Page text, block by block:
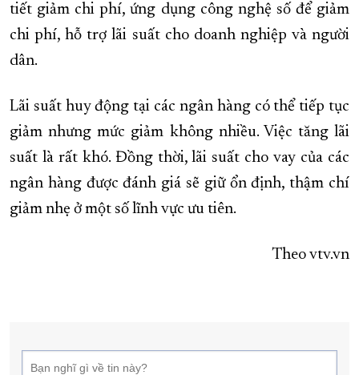
tiết giảm chi phí, ứng dụng công nghệ số để giảm
chi phí, hỗ trợ lãi suất cho doanh nghiệp và người
dân.
Lãi suất huy động tại các ngân hàng có thể tiếp tục
giảm nhưng mức giảm không nhiều. Việc tăng lãi
suất là rất khó. Đồng thời, lãi suất cho vay của các
ngân hàng được đánh giá sẽ giữ ổn định, thậm chí
giảm nhẹ ở một số lĩnh vực ưu tiên.
Theo vtv.vn